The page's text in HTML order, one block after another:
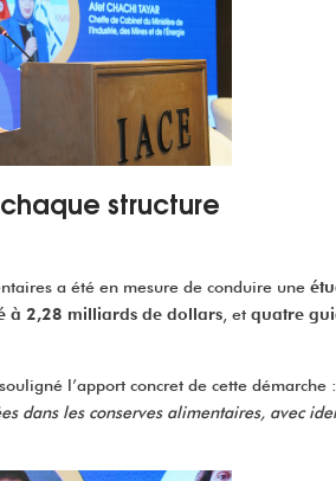
structure
a été en mesure de conduire une
à 2,28 milliards de dollars , et quatre
l’apport concret de cette démarche :
dans les conserves alimentaires, avec